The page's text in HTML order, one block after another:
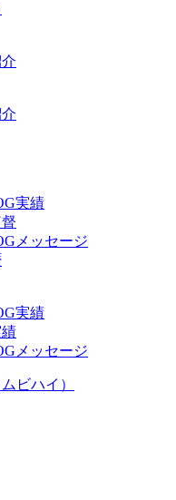
実績
メッセージ
実績
メッセージ
ビハイ）